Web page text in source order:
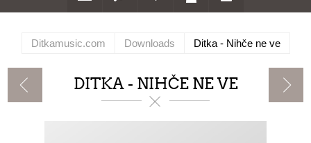
Ditkamusic.com Downloads Ditka - Nihče ne ve
DITKA - NIHČE NE VE